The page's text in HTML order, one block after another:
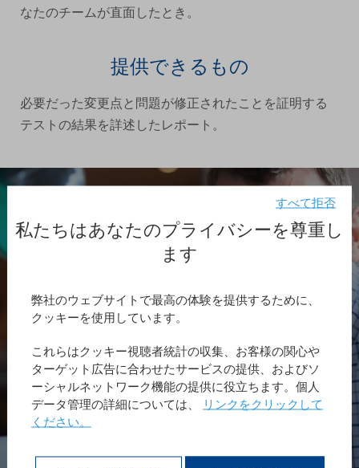
なたのチームが直面したとき。
提供できるもの
必要だった変更点と問題が修正されたことを証明する
テストの結果を詳述したレポート。
せください。
さあ始めましょう
私たちはあなたのプライバシーを尊重し
ます
弊社のウェブサイトで最高の体験を提供するために、
クッキーを使用しています。
これらはクッキー視聴者統計の収集、お客様の関心や
ターゲット広告に合わせたサービスの提供、およびソ
ーシャルネットワーク機能の提供に役立ちます。個人
データ管理の詳細については、
リンクをクリックして
ください。
すべて拒否